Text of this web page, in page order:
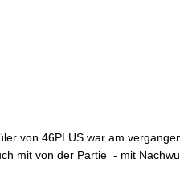
von 46PLUS war am
mit von der Partie - mit